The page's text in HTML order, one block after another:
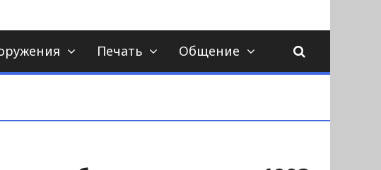
Печать Общение